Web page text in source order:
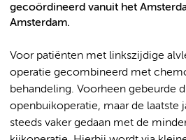
gecoördineerd vanuit het
Amsterdam.
Voor patiënten met linkszijdige
operatie gecombineerd met
behandeling. Voorheen gebeurde
openbuikoperatie, maar de laatste
steeds vaker gedaan met de